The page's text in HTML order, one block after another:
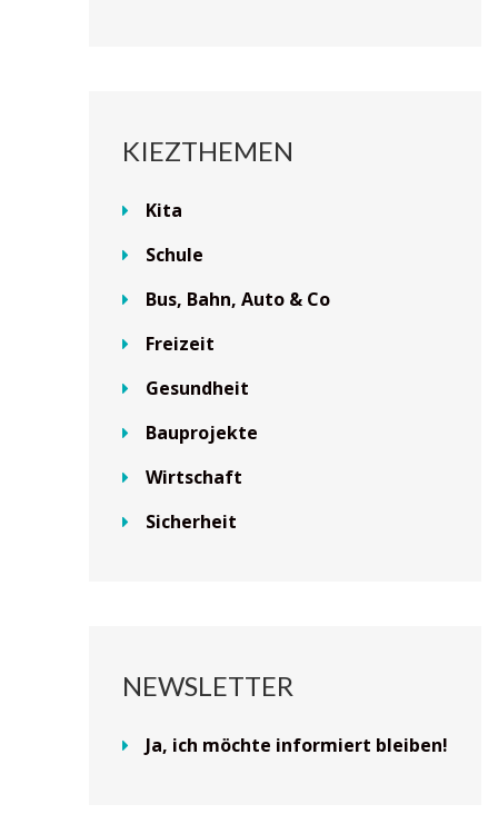
KIEZTHEMEN
Kita
Schule
Bus, Bahn, Auto & Co
Freizeit
Gesundheit
Bauprojekte
Wirtschaft
Sicherheit
NEWSLETTER
Ja, ich möchte informiert bleiben!